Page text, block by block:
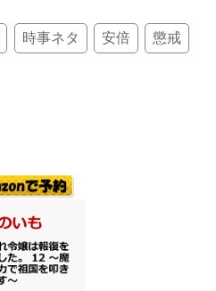
時事ネタ 安倍 懲戒